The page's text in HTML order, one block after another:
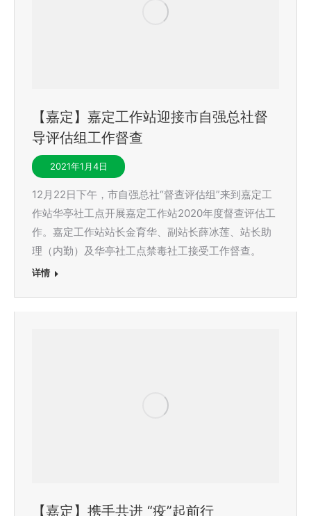
【嘉定】嘉定工作站迎接市自强总社督
导评估组工作督查
2021年1月4日
12月22日下午，市自强总社“督查评估组”来到嘉定工
作站华亭社工点开展嘉定工作站2020年度督查评估工
作。嘉定工作站站长金育华、副站长薛冰莲、站长助
理（内勤）及华亭社工点禁毒社工接受工作督查。
详情
【嘉定】携手共进 “疫”起前行